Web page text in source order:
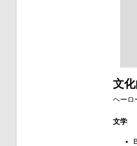
文
ヘーロ
文学